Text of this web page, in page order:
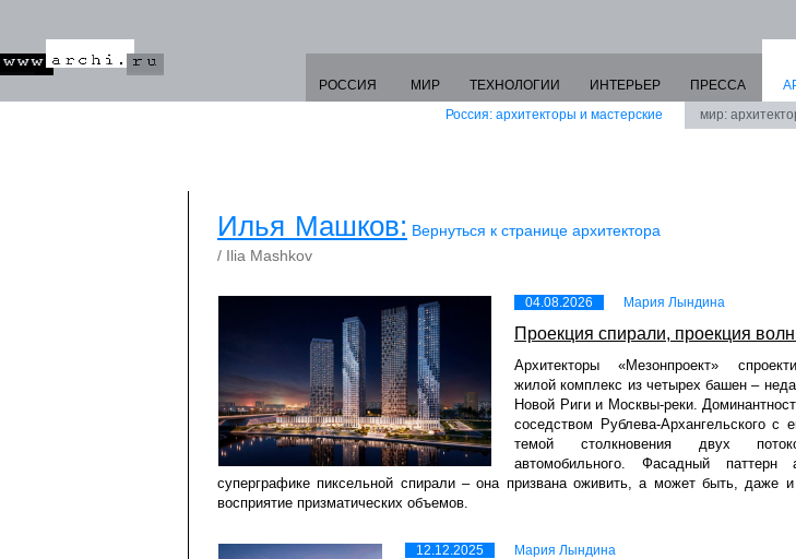
РОССИЯ МИР ТЕХНОЛОГИИ ИНТЕРЬЕР ПРЕССА
Россия: архитекторы и мастерские
мир:
Илья Машков: Вернуться к странице архитектора
/ Ilia Mashkov
04.08.2026 Мария Лындина
Проекция спирали, проекция
Архитекторы «Мезонпроект»
жилой комплекс из четырех башен –
Новой Риги и Москвы-реки.
соседством Рублева-Архангельского с
темой столкновения двух
автомобильного. Фасадный паттерн
суперграфике пиксельной спирали – она призвана оживить, а может быть, даже
восприятие призматических объемов.
12.12.2025 Мария Лындина